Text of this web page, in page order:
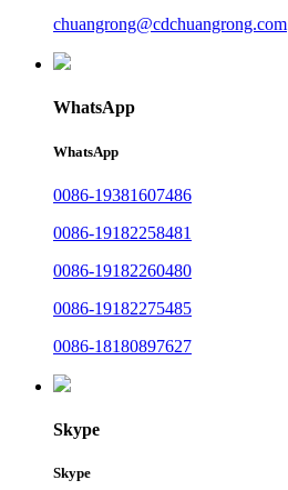
chuangrong@cdchuangrong.com
WhatsApp
WhatsApp
0086-19381607486
0086-19182258481
0086-19182260480
0086-19182275485
0086-18180897627
Skype
Skype